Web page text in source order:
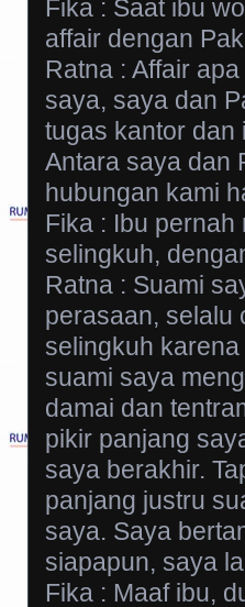
Fika : Saat ibu
affair dengan
Ratna : Affair
saya, saya dan
tugas kantor dan
Antara saya dan
hubungan kami
Fika : Ibu
selingkuh,
Ratna : Suami
perasaan, selalu
selingkuh
suami saya
damai dan
pikir panjang
saya berakhir.
panjang justru
saya. Saya
siapapun, saya
Fika : Maaf ibu,